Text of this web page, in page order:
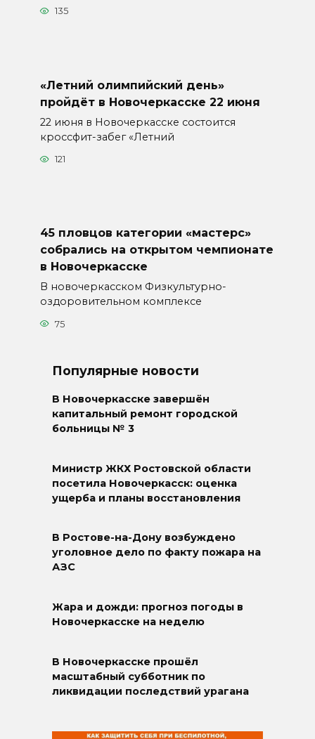
135
«Летний олимпийский день»
пройдёт в Новочеркасске 22 июня
22 июня в Новочеркасске состоится
кроссфит-забег «Летний
121
45 пловцов категории «мастерс»
собрались на открытом чемпионате
в Новочеркасске
В новочеркасском Физкультурно-
оздоровительном комплексе
75
Популярные новости
В Новочеркасске завершён
капитальный ремонт городской
больницы № 3
Министр ЖКХ Ростовской области
посетила Новочеркасск: оценка
ущерба и планы восстановления
В Ростове-на-Дону возбуждено
уголовное дело по факту пожара на
АЗС
Жара и дожди: прогноз погоды в
Новочеркасске на неделю
В Новочеркасске прошёл
масштабный субботник по
ликвидации последствий урагана